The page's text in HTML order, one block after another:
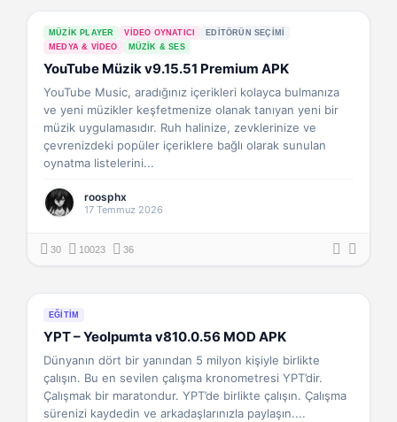
MÜZIK PLAYER VIDEO OYNATICI
EDITÖRÜN SEÇIMI
MEDYA & VIDEO
MÜZIK & SES
YouTube Müzik v9.15.51 Premium APK
YouTube Music, aradığınız içerikleri kolayca bulmanıza
ve yeni müzikler keşfetmenize olanak tanıyan yeni bir
müzik uygulamasıdır. Ruh halinize, zevklerinize ve
çevrenizdeki popüler içeriklere bağlı olarak sunulan
oynatma listelerini...
roosphx
17 Temmuz 2026
30 10023 36
EĞITIM
YPT – Yeolpumta v810.0.56 MOD APK
Dünyanın dört bir yanından 5 milyon kişiyle birlikte
çalışın. Bu en sevilen çalışma kronometresi YPT’dir.
Çalışmak bir maratondur. YPT’de birlikte çalışın. Çalışma
sürenizi kaydedin ve arkadaşlarınızla paylaşın....